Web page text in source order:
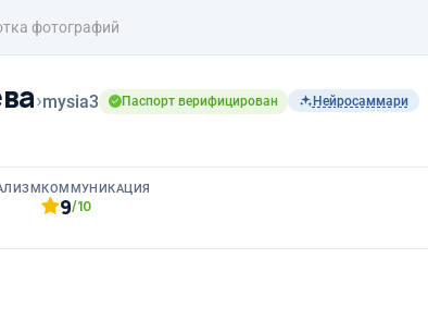
фотографий
›mysia3 Паспорт верифицирован Нейросаммари
КОММУНИКАЦИЯ
9/10